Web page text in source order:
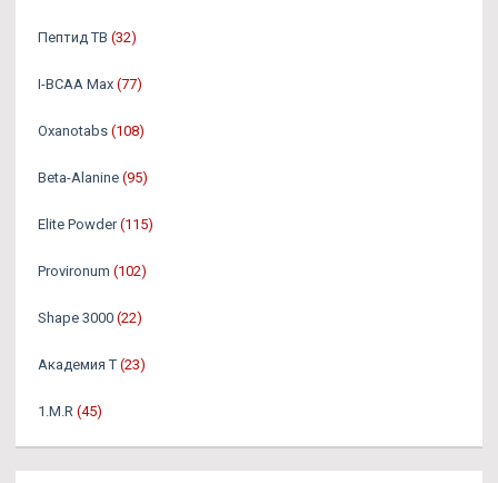
Пептид TB (32)
I-BCAA Max (77)
Oxanotabs (108)
Beta-Alanine (95)
Elite Powder (115)
Provironum (102)
Shape 3000 (22)
Академия Т (23)
1.M.R (45)